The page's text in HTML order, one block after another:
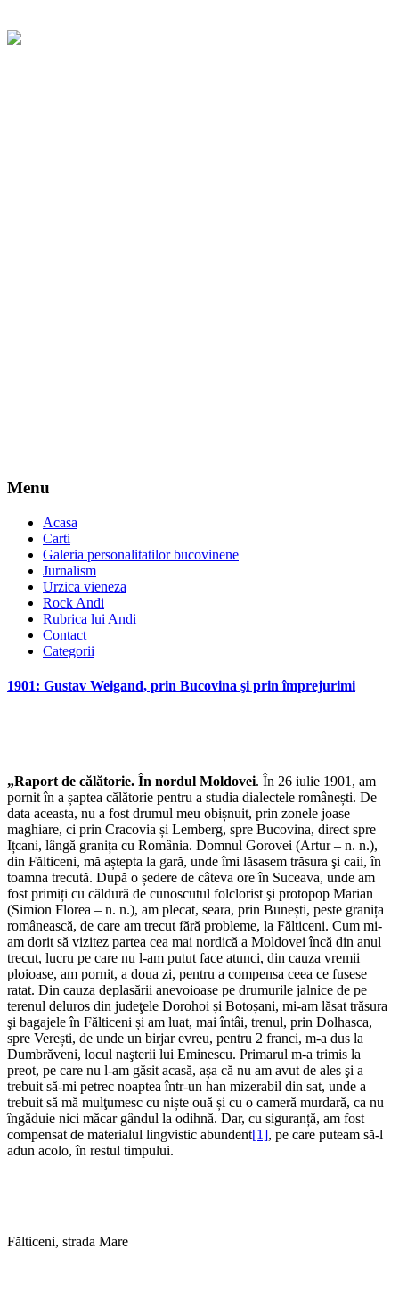
Menu
Acasa
Carti
Galeria personalitatilor bucovinene
Jurnalism
Urzica vieneza
Rock Andi
Rubrica lui Andi
Contact
Categorii
1901: Gustav Weigand, prin Bucovina şi prin împrejurimi
„Raport de călătorie. În nordul Moldovei. În 26 iulie 1901, am
pornit în a șaptea călătorie pentru a studia dialectele românești. De
data aceasta, nu a fost drumul meu obișnuit, prin zonele joase
maghiare, ci prin Cracovia și Lemberg, spre Bucovina, direct spre
Ițcani, lângă granița cu România. Domnul Gorovei (Artur – n. n.),
din Fălticeni, mă aștepta la gară, unde îmi lăsasem trăsura şi caii, în
toamna trecută. După o ședere de câteva ore în Suceava, unde am
fost primiți cu căldură de cunoscutul folclorist şi protopop Marian
(Simion Florea – n. n.), am plecat, seara, prin Bunești, peste granița
românească, de care am trecut fără probleme, la Fălticeni. Cum mi-
am dorit să vizitez partea cea mai nordică a Moldovei încă din anul
trecut, lucru pe care nu l-am putut face atunci, din cauza vremii
ploioase, am pornit, a doua zi, pentru a compensa ceea ce fusese
ratat. Din cauza deplasării anevoioase pe drumurile jalnice de pe
terenul deluros din judeţele Dorohoi și Botoșani, mi-am lăsat trăsura
şi bagajele în Fălticeni și am luat, mai întâi, trenul, prin Dolhasca,
spre Verești, de unde un birjar evreu, pentru 2 franci, m-a dus la
Dumbrăveni, locul naşterii lui Eminescu. Primarul m-a trimis la
preot, pe care nu l-am găsit acasă, așa că nu am avut de ales şi a
trebuit să-mi petrec noaptea într-un han mizerabil din sat, unde a
trebuit să mă mulţumesc cu niște ouă și cu o cameră murdară, ca nu
îngăduie nici măcar gândul la odihnă. Dar, cu siguranță, am fost
compensat de materialul lingvistic abundent[1], pe care puteam să-l
adun acolo, în restul timpului.
Fălticeni, strada Mare